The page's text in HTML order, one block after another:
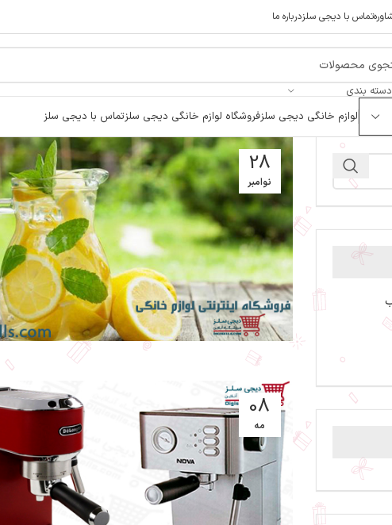
تماس با دیجی سلزدرباره ما
بندی
لوازم خانگی دیجی سلزفروشگاه لوازم خانگی دیجی سلزتماس با دیجی سلز
28
نوامبر
08
مه